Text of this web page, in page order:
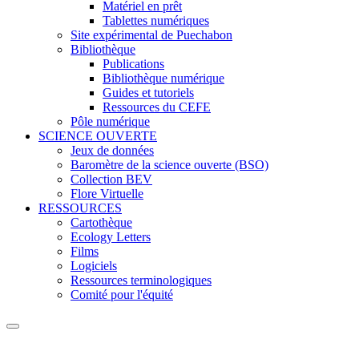
Matériel en prêt
Tablettes numériques
Site expérimental de Puechabon
Bibliothèque
Publications
Bibliothèque numérique
Guides et tutoriels
Ressources du CEFE
Pôle numérique
SCIENCE OUVERTE
Jeux de données
Baromètre de la science ouverte (BSO)
Collection BEV
Flore Virtuelle
RESSOURCES
Cartothèque
Ecology Letters
Films
Logiciels
Ressources terminologiques
Comité pour l'équité